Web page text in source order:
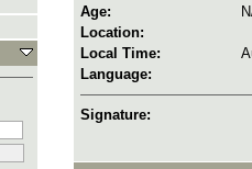
Age:
Location:
Local Time:
Language:
Signature: